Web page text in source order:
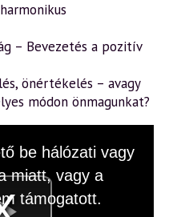
– Bevezetés a pozitív
önértékelés – avagy
módon önmagunkat?
be hálózati vagy
miatt, vagy a
támogatott.